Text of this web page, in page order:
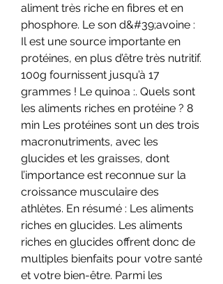
aliment très riche en fibres et en
phosphore. Le son d&#39;avoine :
Il est une source importante en
protéines, en plus d’être très nutritif.
100g fournissent jusqu’à 17
grammes ! Le quinoa :. Quels sont
les aliments riches en protéine ? 8
min Les protéines sont un des trois
macronutriments, avec les
glucides et les graisses, dont
l’importance est reconnue sur la
croissance musculaire des
athlètes. En résumé : Les aliments
riches en glucides. Les aliments
riches en glucides offrent donc de
multiples bienfaits pour votre santé
et votre bien-être. Parmi les